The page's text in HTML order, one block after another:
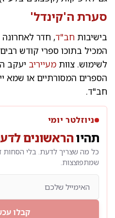
סערת ה'קינדל'
בישיבות חב"ד, חדר
המכיל בתוכו ספרי קודש רבים
לשימוש. צוות מעייריב יעקב
הספרים המסורתיים או שמא
חב"ד.
ניוזלטר יומי
תהיוהראשונים
כל מה שצריך לדעת. בלי הסחות
שמתפוצצות.
קבלו